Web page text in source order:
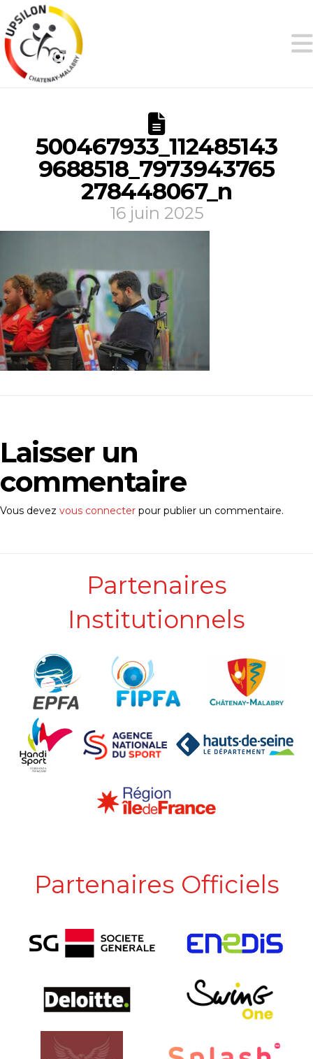
500467933_112485143
9688518_7973943765
278448067_n
16 juin 2025
Laisser un
commentaire
Vous devez vous connecter pour publier un commentaire.
Partenaires
Institutionnels
Partenaires Officiels